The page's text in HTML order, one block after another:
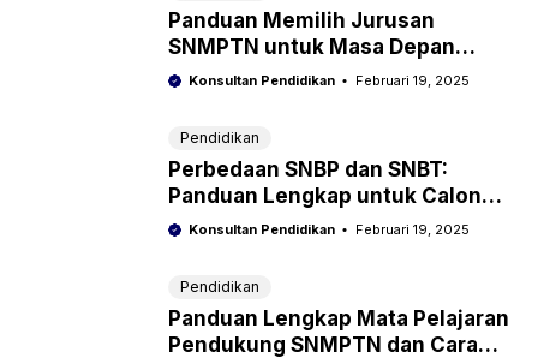
Panduan Memilih Jurusan
SNMPTN untuk Masa Depan
Sukses
Konsultan Pendidikan Februari 19, 2025
Pendidikan
Perbedaan SNBP dan SNBT:
Panduan Lengkap untuk Calon
Mahasiswa
Konsultan Pendidikan Februari 19, 2025
Pendidikan
Panduan Lengkap Mata Pelajaran
Pendukung SNMPTN dan Cara